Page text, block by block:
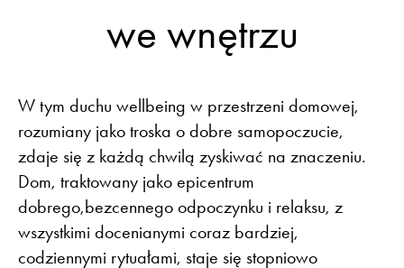
we wnętrzu
W tym duchu wellbeing w przestrzeni domowej,
rozumiany jako troska o dobre samopoczucie,
zdaje się z każdą chwilą zyskiwać na znaczeniu.
Dom, traktowany jako epicentrum
dobrego,bezcennego odpoczynku i relaksu, z
wszystkimi docenianymi coraz bardziej,
codziennymi rytuałami, staje się stopniowo